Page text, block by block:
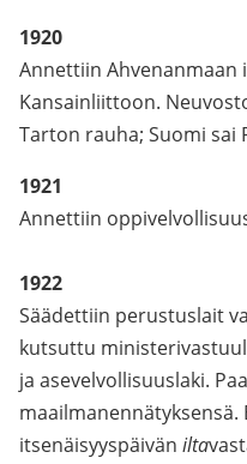
1920
Annettiin
Kansainliittoon.
Tarton rauha; Suomi sai
1921
Annettiin
1922
Säädettiin perustuslait
kutsuttu
ja asevelvollisuuslaki.
maailmanennätyksensä.
itsenäisyyspäivän ilta